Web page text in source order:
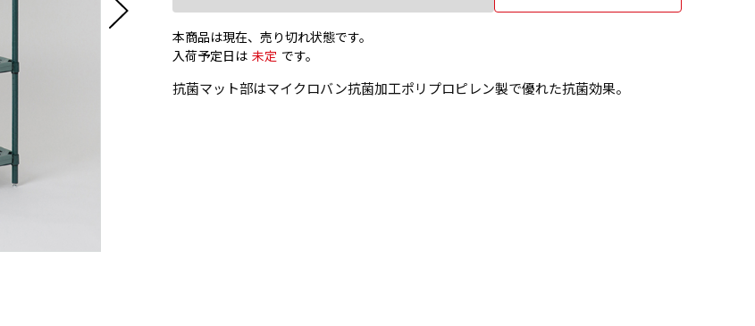
本商品は現在、売り切れ状態です。
入荷予定日は 未定 です。
抗菌マット部はマイクロバン抗菌加工ポリプロピレン製で優れた抗菌効果。